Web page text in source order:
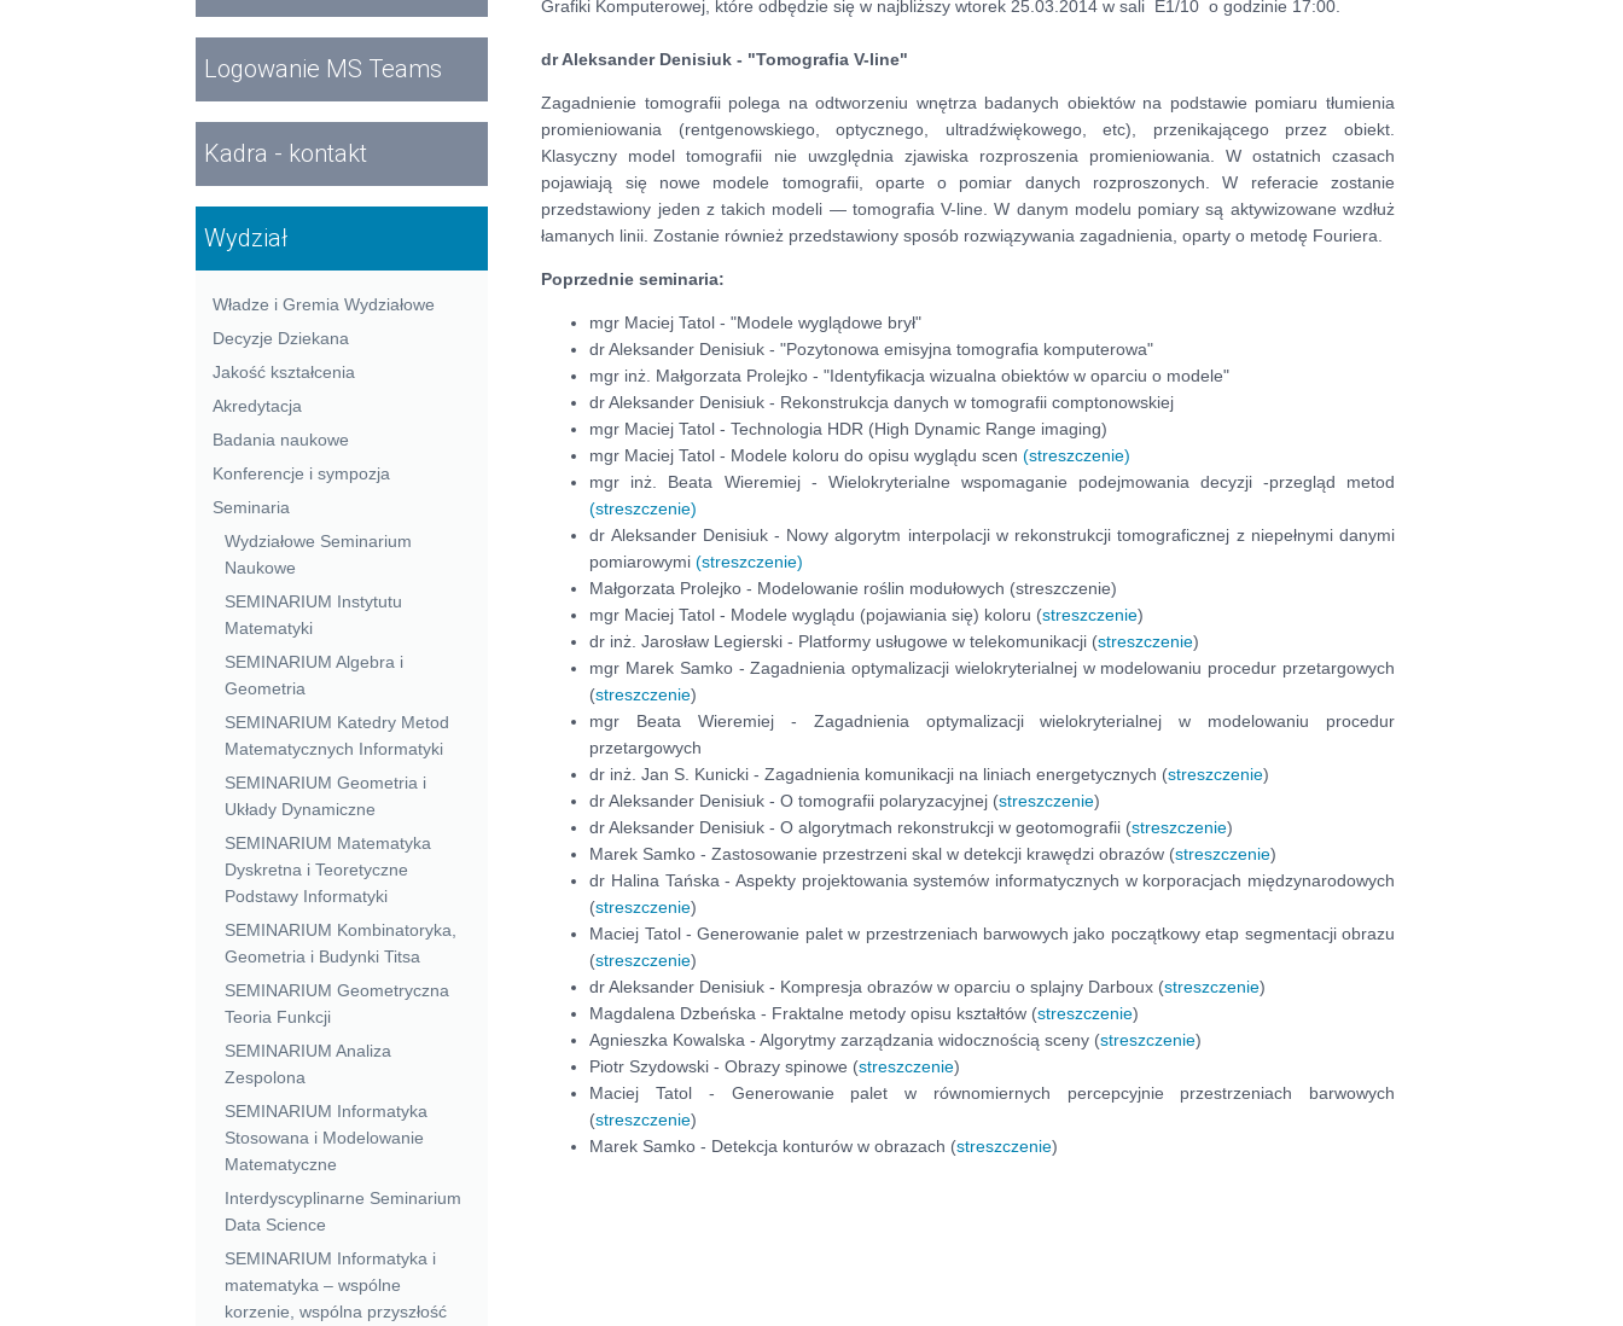
Logowanie MS Teams
Kadra - kontakt
Wydział
Władze i Gremia Wydziałowe
Decyzje Dziekana
Jakość kształcenia
Akredytacja
Badania naukowe
Konferencje i sympozja
Seminaria
Wydziałowe Seminarium
Naukowe
SEMINARIUM Instytutu
Matematyki
SEMINARIUM Algebra i
Geometria
SEMINARIUM Katedry Metod
Matematycznych Informatyki
SEMINARIUM Geometria i
Układy Dynamiczne
SEMINARIUM Matematyka
Dyskretna i Teoretyczne
Podstawy Informatyki
SEMINARIUM Kombinatoryka,
Geometria i Budynki Titsa
SEMINARIUM Geometryczna
Teoria Funkcji
SEMINARIUM Analiza
Zespolona
SEMINARIUM Informatyka
Stosowana i Modelowanie
Matematyczne
Interdyscyplinarne Seminarium
Data Science
SEMINARIUM Informatyka i
matematyka – wspólne
korzenie, wspólna przyszłość
Grafiki Komputerowej, które odbędzie się w najbliższy wtorek 25.03.2014 w sali E1/10 o godzinie 17:00.
dr Aleksander Denisiuk - "Tomografia V-line"
Zagadnienie tomografii polega na odtworzeniu wnętrza badanych obiektów na podstawie pomiaru tłumienia
promieniowania (rentgenowskiego, optycznego, ultradźwiękowego, etc), przenikającego przez obiekt.
Klasyczny model tomografii nie uwzględnia zjawiska rozproszenia promieniowania. W ostatnich czasach
pojawiają się nowe modele tomografii, oparte o pomiar danych rozproszonych. W referacie zostanie
przedstawiony jeden z takich modeli — tomografia V-line. W danym modelu pomiary są aktywizowane wzdłuż
łamanych linii. Zostanie również przedstawiony sposób rozwiązywania zagadnienia, oparty o metodę Fouriera.
Poprzednie seminaria:
mgr Maciej Tatol - "Modele wyglądowe brył"
dr Aleksander Denisiuk - "Pozytonowa emisyjna tomografia komputerowa"
mgr inż. Małgorzata Prolejko - "Identyfikacja wizualna obiektów w oparciu o modele"
dr Aleksander Denisiuk - Rekonstrukcja danych w tomografii comptonowskiej
mgr Maciej Tatol - Technologia HDR (High Dynamic Range imaging)
mgr Maciej Tatol - Modele koloru do opisu wyglądu scen(streszczenie)
mgr inż. Beata Wieremiej - Wielokryterialne wspomaganie podejmowania decyzji -przegląd metod
(streszczenie)
dr Aleksander Denisiuk - Nowy algorytm interpolacji w rekonstrukcji tomograficznej z niepełnymi danymi
pomiarowymi(streszczenie)
Małgorzata Prolejko - Modelowanie roślin modułowych (streszczenie)
mgr Maciej Tatol - Modele wyglądu (pojawiania się) koloru (streszczenie)
dr inż. Jarosław Legierski - Platformy usługowe w telekomunikacji (streszczenie)
mgr Marek Samko - Zagadnienia optymalizacji wielokryterialnej w modelowaniu procedur przetargowych
(streszczenie)
mgr Beata Wieremiej - Zagadnienia optymalizacji wielokryterialnej w modelowaniu procedur
przetargowych
dr inż. Jan S. Kunicki - Zagadnienia komunikacji na liniach energetycznych (streszczenie)
dr Aleksander Denisiuk - O tomografii polaryzacyjnej (streszczenie)
dr Aleksander Denisiuk - O algorytmach rekonstrukcji w geotomografii (streszczenie)
Marek Samko - Zastosowanie przestrzeni skal w detekcji krawędzi obrazów (streszczenie)
dr Halina Tańska - Aspekty projektowania systemów informatycznych w korporacjach międzynarodowych
(streszczenie)
Maciej Tatol - Generowanie palet w przestrzeniach barwowych jako początkowy etap segmentacji obrazu
(streszczenie)
dr Aleksander Denisiuk - Kompresja obrazów w oparciu o splajny Darboux (streszczenie)
Magdalena Dzbeńska - Fraktalne metody opisu kształtów (streszczenie)
Agnieszka Kowalska - Algorytmy zarządzania widocznością sceny (streszczenie)
Piotr Szydowski - Obrazy spinowe (streszczenie)
Maciej Tatol - Generowanie palet w równomiernych percepcyjnie przestrzeniach barwowych
(streszczenie)
Marek Samko - Detekcja konturów w obrazach (streszczenie)